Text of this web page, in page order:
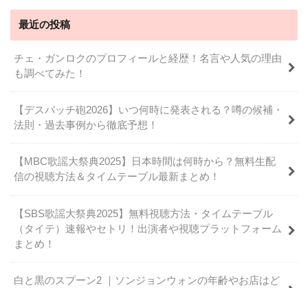
最近の投稿
チェ・ガンロクのプロフィールと経歴！名言や人気の理由
も調べてみた！
【デスパッチ砲2026】いつ何時に発表される？噂の候補・
法則・過去事例から徹底予想！
【MBC歌謡大祭典2025】日本時間は何時から？無料生配
信の視聴方法＆タイムテーブル最新まとめ！
【SBS歌謡大祭典2025】無料視聴方法・タイムテーブル
（タイテ）速報やセトリ！出演者や視聴プラットフォーム
まとめ！
白と黒のスプーン2 ｜ソンジョンウォンの年齢やお店はど